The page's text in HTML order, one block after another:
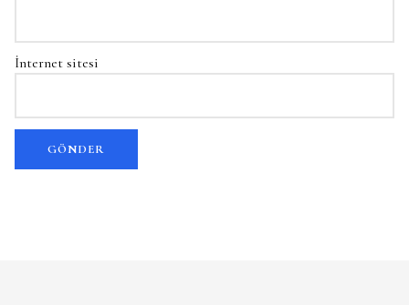
İnternet sitesi